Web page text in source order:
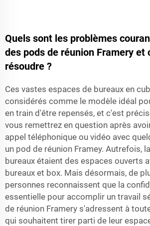
Quels sont les problèmes
des pods de réunion Framery et
résoudre ?
Ces vastes espaces de bureaux en
considérés comme le modèle idéal
en train d'être repensés, et c'est
vous remettrez en question après
appel téléphonique ou vidéo avec
un pod de réunion Framey. Autrefois,
bureaux étaient des espaces ouverts
bureaux et box. Mais désormais, de
personnes reconnaissent que la
essentielle pour accomplir un travail
de réunion Framery s'adressent à
qui souhaitent tirer parti de leur